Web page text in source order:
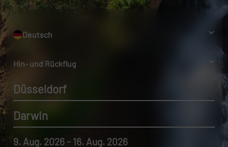
Deutsch
Hin- und Rückflug
Düsseldorf
Darwin
9. Aug. 2026 - 16. Aug. 2026